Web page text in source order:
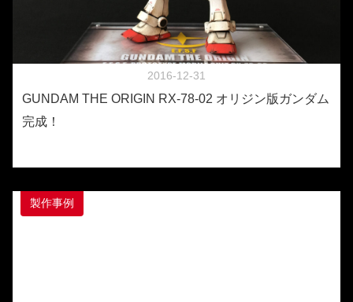
2016-12-31
GUNDAM THE ORIGIN RX-78-02 オリジン版ガンダム
完成！
製作事例